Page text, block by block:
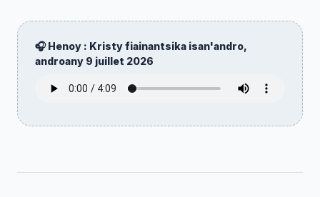
🎧 Henoy : Kristy fiainantsika isan'andro,
androany 9 juillet 2026